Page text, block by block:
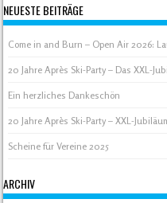
NEUESTE BEITRÄGE
Come in and Burn – Open Air 2026:
20 Jahre Après Ski-Party – Das XXL-
Ein herzliches Dankeschön
20 Jahre Après Ski-Party – XXL-
Scheine für Vereine 2025
ARCHIV